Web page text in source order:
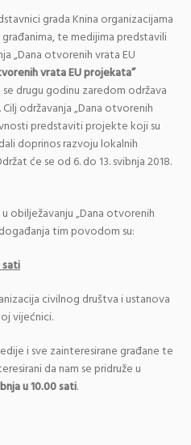
grada Knina organizacijama
te medijima predstavili
„Dana otvorenih vrata EU
vrata EU projekata”
drugu godinu zaredom održava
održavanja „Dana otvorenih
predstaviti projekte koji su
doprinos razvoju lokalnih
će se od 6. do 13. svibnja 2018.
obilježavanju „Dana otvorenih
tim povodom su:
sati
civilnog društva i ustanova
vijećnici.
i sve zainteresirane građane te
da nam se pridruže u
u 10.00 sati.